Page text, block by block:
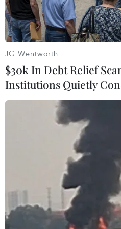
Ảnh minh họa.
Theo báo cáo của Ngân
đến 30/11/2016, chương
ở xã hội (gói 30.000 tỷ
29.239 tỷ đồng, dư nợ là
JG Wentworth
$30k In Debt Relief
Institutions Quietly